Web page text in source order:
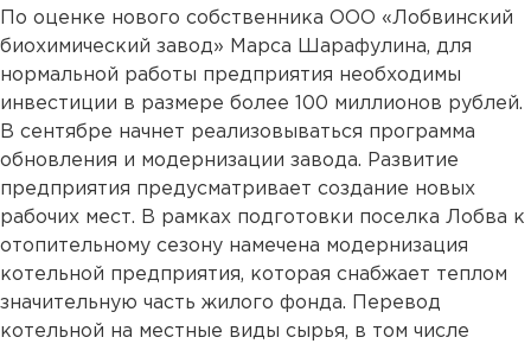
По оценке нового собственника ООО «Лобвинский
биохимический завод» Марса Шарафулина, для
нормальной работы предприятия необходимы
инвестиции в размере более 100 миллионов рублей.
В сентябре начнет реализовываться программа
обновления и модернизации завода. Развитие
предприятия предусматривает создание новых
рабочих мест. В рамках подготовки поселка Лобва к
отопительному сезону намечена модернизация
котельной предприятия, которая снабжает теплом
значительную часть жилого фонда. Перевод
котельной на местные виды сырья, в том числе